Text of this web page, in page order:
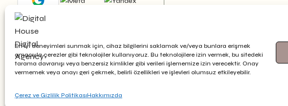
En iyi deneyimleri sunmak için, cihaz bilgilerini saklamak ve/veya bunlara erişmek
amacıyla çerezler gibi teknolojiler kullanıyoruz. Bu teknolojilere izin vermek, bu sitedeki
tarama davranışı veya benzersiz kimlikler gibi verileri işlememize izin verecektir. Onay
vermemek veya onayı geri çekmek, belirli özellikleri ve işlevleri olumsuz etkileyebilir.
Çerez ve Gizlilik PolitikasıHakkımızda